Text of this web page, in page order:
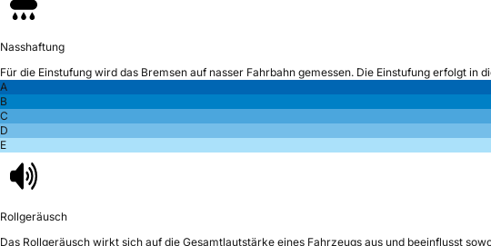
Nasshaftung
Für die Einstufung wird das Bremsen auf nasser Fahrbahn gemessen. Die Einstufung erfolgt in
A
B
C
D
E
Rollgeräusch
Das Rollgeräusch wirkt sich auf die Gesamtlautstärke eines Fahrzeugs aus und beeinflusst